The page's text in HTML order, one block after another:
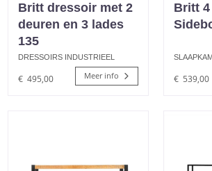
Britt dressoir met 2
deuren en 3 lades
135
DRESSOIRS INDUSTRIEEL
€ 495,00 Meer info
Britt
€ 539,00